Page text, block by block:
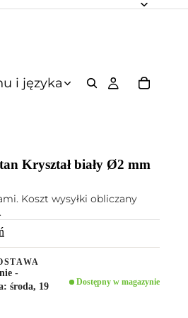
i języka
Kryształ biały Ø2 mm
Koszt wysyłki obliczany
-
środa, 19
Dostępny w magazynie